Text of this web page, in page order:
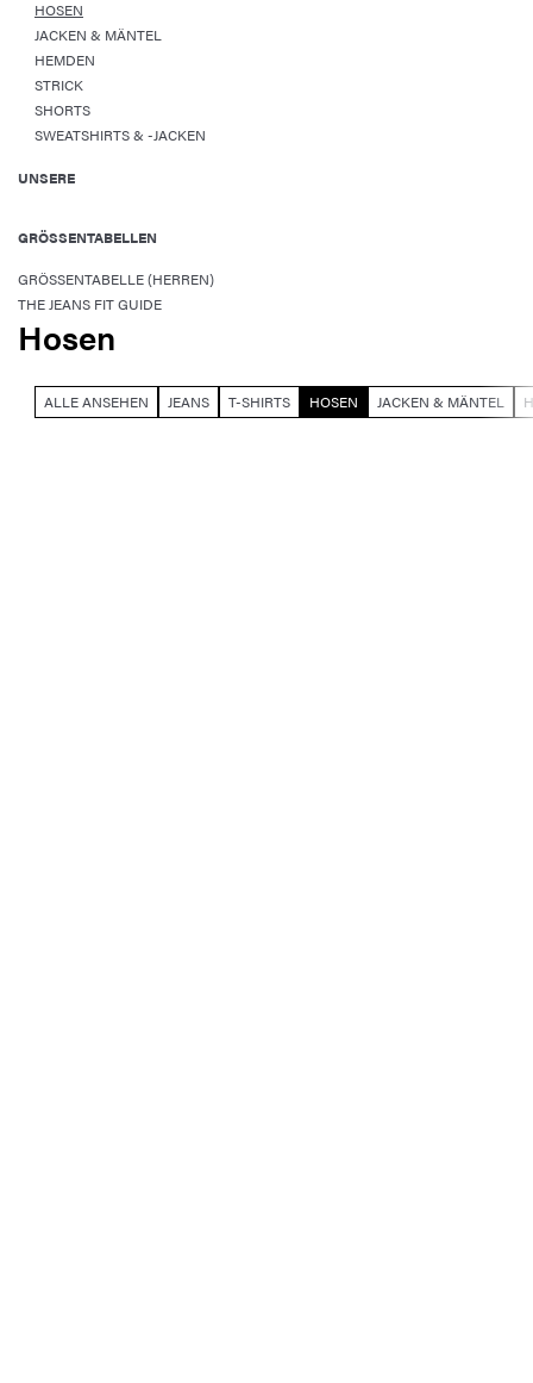
HOSEN
JACKEN & MÄNTEL
HEMDEN
STRICK
SHORTS
SWEATSHIRTS & -JACKEN
UNSERE
GRÖSSENTABELLEN
GRÖSSENTABELLE (HERREN)
THE JEANS FIT GUIDE
Hosen
ALLE ANSEHEN JEANS T-SHIRTS HOSEN JACKEN & MÄNTEL